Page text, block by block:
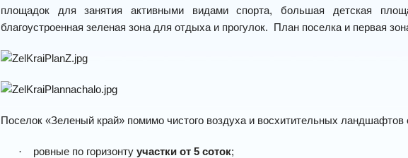
площадок для занятия активными видами спорта, большая детская
благоустроенная зеленая зона для отдыха и прогулок. План поселка и первая
Поселок «Зеленый край» помимо чистого воздуха и восхитительных ландшафтов
· ровные по горизонту участки от 5 соток;